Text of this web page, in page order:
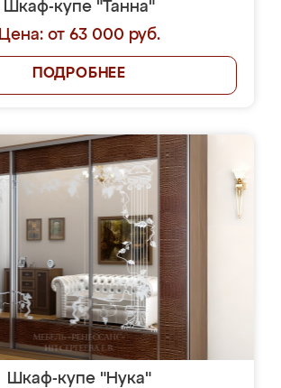
Шкаф-купе "Танна"
Цена: от 63 000 руб.
ПОДРОБНЕЕ
Шкаф-купе "Нука"